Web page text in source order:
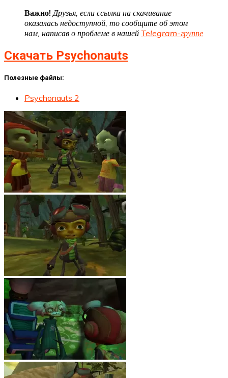
Важно! Друзья, если ссылка на скачивание
оказалась недоступной, то сообщите об этом
нам, написав о проблеме в нашей Telegram-группе
Скачать Psychonauts
Полезные файлы:
Psychonauts 2